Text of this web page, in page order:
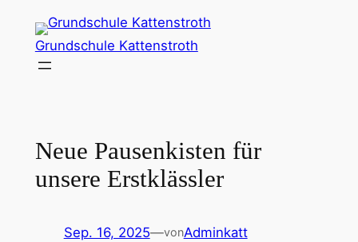
Inhalt
springen
Grundschule Kattenstroth
Neue Pausenkisten für
unsere Erstklässler
Sep. 16, 2025—vonAdminkatt